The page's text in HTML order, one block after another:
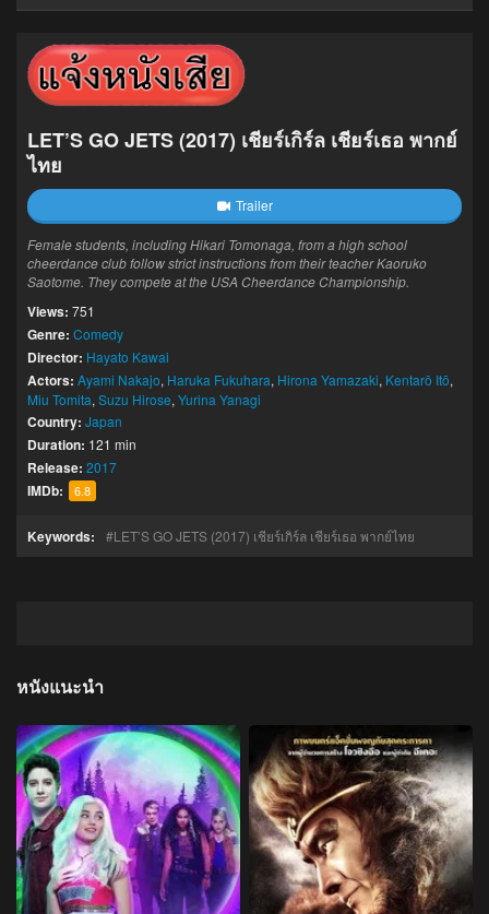
LET’S GO JETS (2017) เชียร์เกิร์ล เชียร์เธอ พากย์
ไทย
Trailer
Female students, including Hikari Tomonaga, from a high school
cheerdance club follow strict instructions from their teacher Kaoruko
Saotome. They compete at the USA Cheerdance Championship.
Views: 751
Genre: Comedy
Director: Hayato Kawai
Actors: Ayami Nakajo, Haruka Fukuhara, Hirona Yamazaki, Kentarō Itō,
Miu Tomita,Suzu Hirose,Yurina Yanagi
Country: Japan
Duration: 121 min
Release: 2017
IMDb: 6.8
Keywords: LET’S GO JETS (2017) เชียร์เกิร์ล เชียร์เธอ พากย์ไทย
หนังแนะนำ